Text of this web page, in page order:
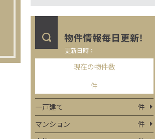
更新日時：
現在の物件数
件
一戸建て
件
マンション
件